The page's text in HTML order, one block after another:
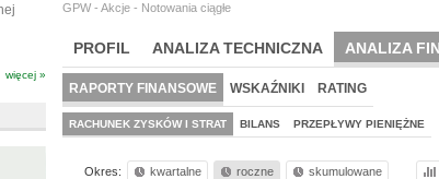
GPW - Akcje - Notowania ciągłe
PROFIL ANALIZA TECHNICZNA ANALIZA
RAPORTY FINANSOWE WSKAŹNIKI RATING
RACHUNEK ZYSKÓW I STRAT BILANS PRZEPŁYWY PIENIĘŻNE
Okres: kwartalne roczne skumulowane
więcej »